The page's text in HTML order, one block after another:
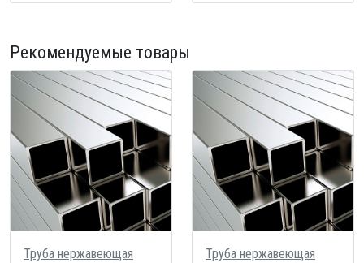
Рекомендуемые товары
Труба нержавеющая
Труба нержавеющая